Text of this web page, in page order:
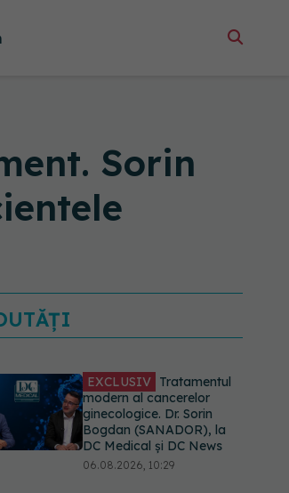
Sorin
EXCLUSIV Tratamentul
modern al cancerelor
ginecologice. Dr. Sorin
Bogdan (SANADOR), la
DC Medical și DC News
06.08.2026, 10:29